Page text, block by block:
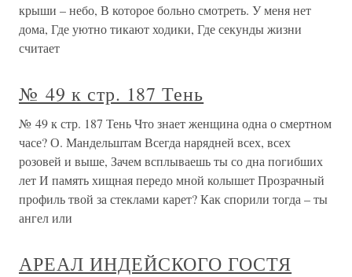
крыши – небо, В которое больно смотреть. У меня нет
дома, Где уютно тикают ходики, Где секунды жизни
считает
№ 49 к стр. 187 Тень
№ 49 к стр. 187 Тень Что знает женщина одна о смертном
часе? О. Мандельштам Всегда нарядней всех, всех
розовей и выше, Зачем всплываешь ты со дна погибших
лет И память хищная передо мной колышет Прозрачный
профиль твой за стеклами карет? Как спорили тогда – ты
ангел или
АРЕАЛ ИНДЕЙСКОГО ГОСТЯ